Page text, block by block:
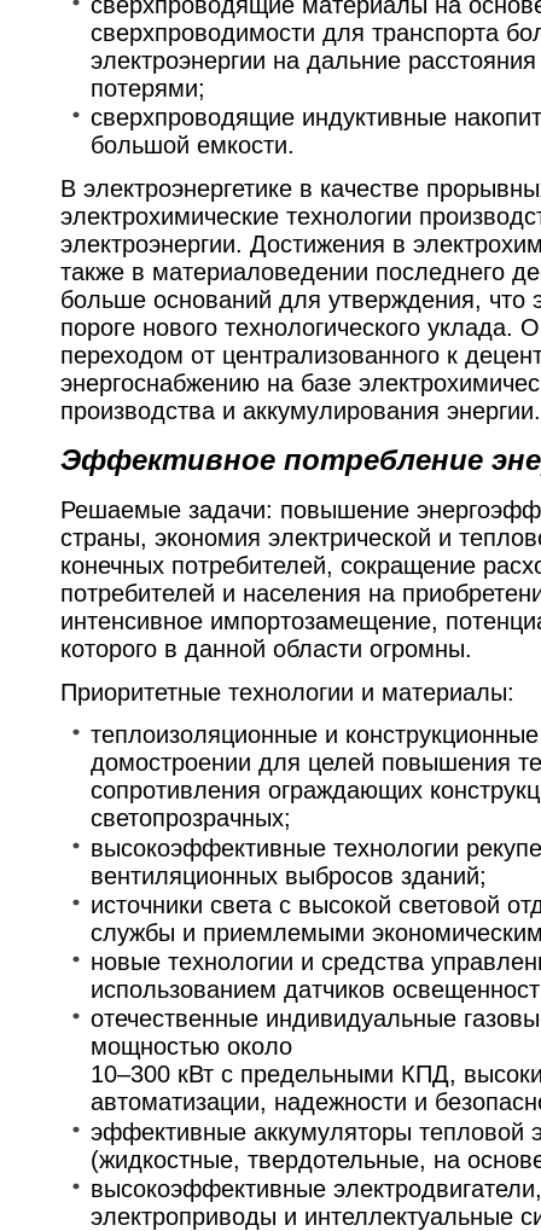
сверхпроводимости для транспорта
электроэнергии на дальние
потерями;
сверхпроводящие индуктивные
большой емкости.
В электроэнергетике в качестве
электрохимические технологии
электроэнергии. Достижения в
также в материаловедении последнего
больше оснований для утверждения, что
пороге нового технологического уклада.
переходом от централизованного к
энергоснабжению на базе
производства и аккумулирования энергии.
Эффективное потребление
Решаемые задачи: повышение
страны, экономия электрической и
конечных потребителей, сокращение
потребителей и населения на
интенсивное импортозамещение,
которого в данной области огромны.
Приоритетные технологии и материалы:
теплоизоляционные и
домостроении для целей повышения
сопротивления ограждающих
светопрозрачных;
высокоэффективные технологии
вентиляционных выбросов зданий;
источники света с высокой световой
службы и приемлемыми
новые технологии и средства
использованием датчиков
отечественные индивидуальные
мощностью около
10–300 кВт с предельными КПД,
автоматизации, надежности и
эффективные аккумуляторы тепловой
(жидкостные, твердотельные, на
высокоэффективные
электроприводы и интеллектуальные